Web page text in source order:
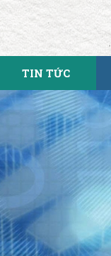
TIN TỨC